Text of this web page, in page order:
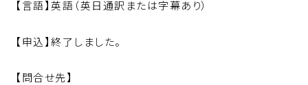
【言語】英語（英日通訳または字幕あり）
【申込】終了しました。
【問合せ先】